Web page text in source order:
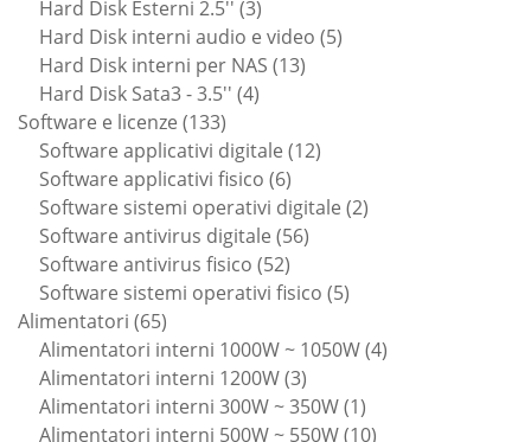
prodotto
Hard Disk Esterni 2.5'' 33
prodotti
Hard Disk interni audio e video 55
Hard Disk interni per NAS 1313
Hard Disk Sata3 - 3.5'' 44
Software e licenze 133133
prodotti
Software applicativi digitale 1212
Software applicativi fisico 66
prodotti
Software sistemi operativi digitale 22
Software antivirus digitale 5656
Software antivirus fisico 5252
prodotti
Software sistemi operativi fisico 55
Alimentatori 6565
prodotti
Alimentatori interni 1000W ~ 1050W 44
Alimentatori interni 1200W 33
prodotti
Alimentatori interni 300W ~ 350W 11
prodotto
Alimentatori interni 500W ~ 550W 1010